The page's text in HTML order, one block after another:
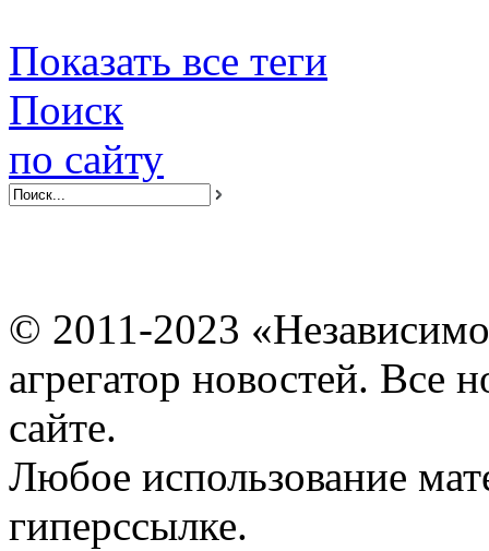
Показать все теги
Поиск
по сайту
© 2011-2023
агрегатор новостей. Все
сайте.
Любое использование
гиперссылке.